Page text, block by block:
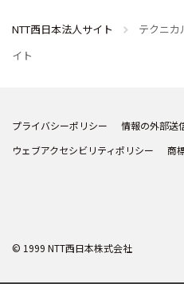
NTT西日本法人サイト
テクニカ
イト
プライバシーポリシー 情報の外部送
ウェブアクセシビリティポリシー
商
© 1999 NTT西日本株式会社